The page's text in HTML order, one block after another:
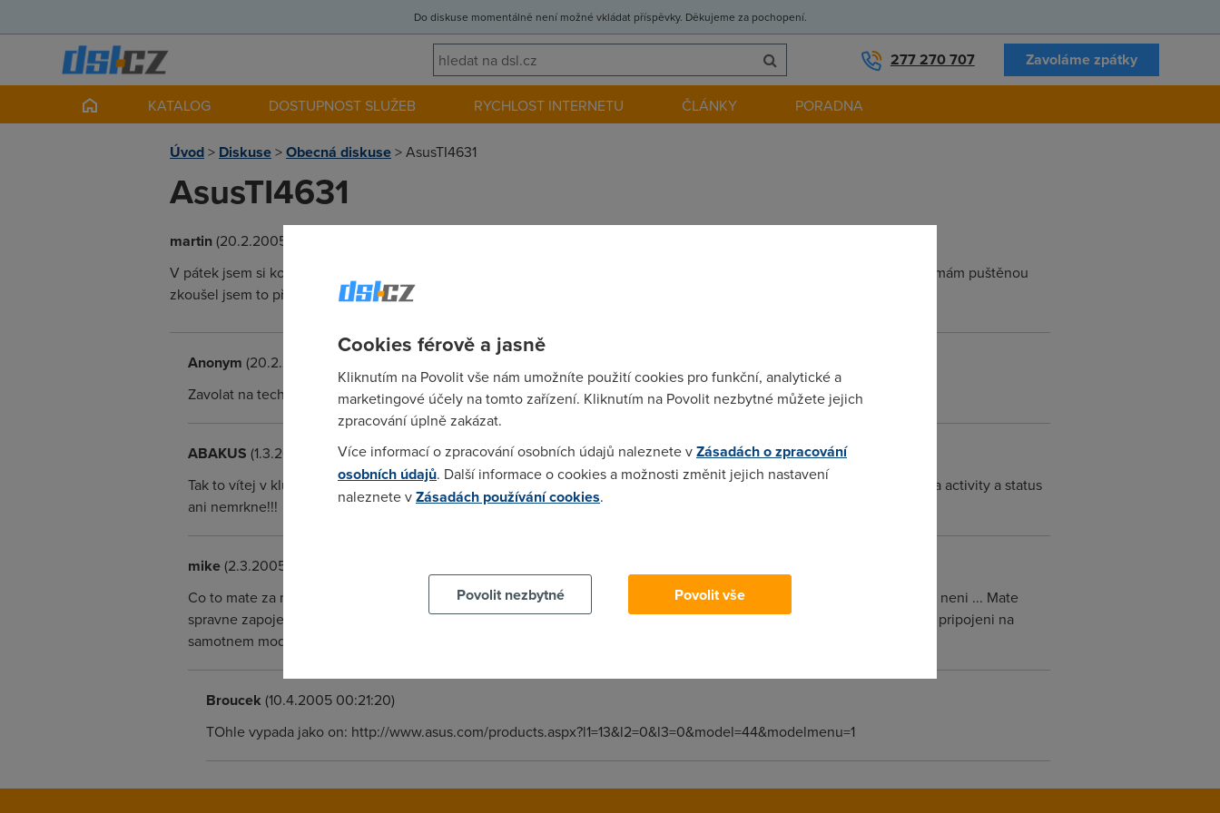
Do diskuse momentálně není možné vkládat příspěvky. Děkujeme za pochopení.
277 270 707 Zavoláme zpátky
KATALOG DOSTUPNOST SLUŽEB RYCHLOST INTERNETU ČLÁNKY PORADNA
Úvod> Diskuse>Obecná diskuse>AsusTI4631
AsusTI4631
martin(20.2.2005 17:08:26)
V pátek jsem si koupil Modem/router AsusTI4631.Je neděle a jěště nejsem připojenej.modem mám nastavenej linku adsl mám puštěnou
zkoušel jsem to přes USB i přes enternet a nic mená někdo nějakou radu.díky
Anonym (20.2.2005 17:32:51)
Zavolat na technickou podporu svého ISP.
ABAKUS (1.3.2005 23:37:34)
Tak to vítej v klubu jestli neco zjistíš dej vedet!... Proste můj problém je v tom ze Se nic nedeje power a USP/LINE sviti a activity a status
ani nemrkne!!!
mike(2.3.2005 13:45:15)
Co to mate za modem ?? Asus nic takoveho nedela, alespon google nic nenajde a www.asus.com.tw taky nic takovyho neni ... Mate
spravne zapojeny splitter ? Neni problem v ISDN x ADSL ? Mate spravne nakonfigurovanu LAN ? (DNS) jak vypada stats pripojeni na
samotnem modemu, vetsinou je to videt pres spravcovske rozhrani ...
Broucek (10.4.2005 00:21:20)
TOhle vypada jako on: http://www.asus.com/products.aspx?l1=13&l2=0&l3=0&model=44&modelmenu=1
Cookies férově a jasně
Kliknutím na Povolit vše nám umožníte použití cookies pro funkční, analytické a
marketingové účely na tomto zařízení. Kliknutím na Povolit nezbytné můžete jejich
zpracování úplně zakázat.
Více informací o zpracování osobních údajů naleznete vZásadách o zpracování
osobních údajů. Další informace o cookies a možnosti změnit jejich nastavení
naleznete vZásadách používání cookies.
Povolit nezbytné
Povolit vše